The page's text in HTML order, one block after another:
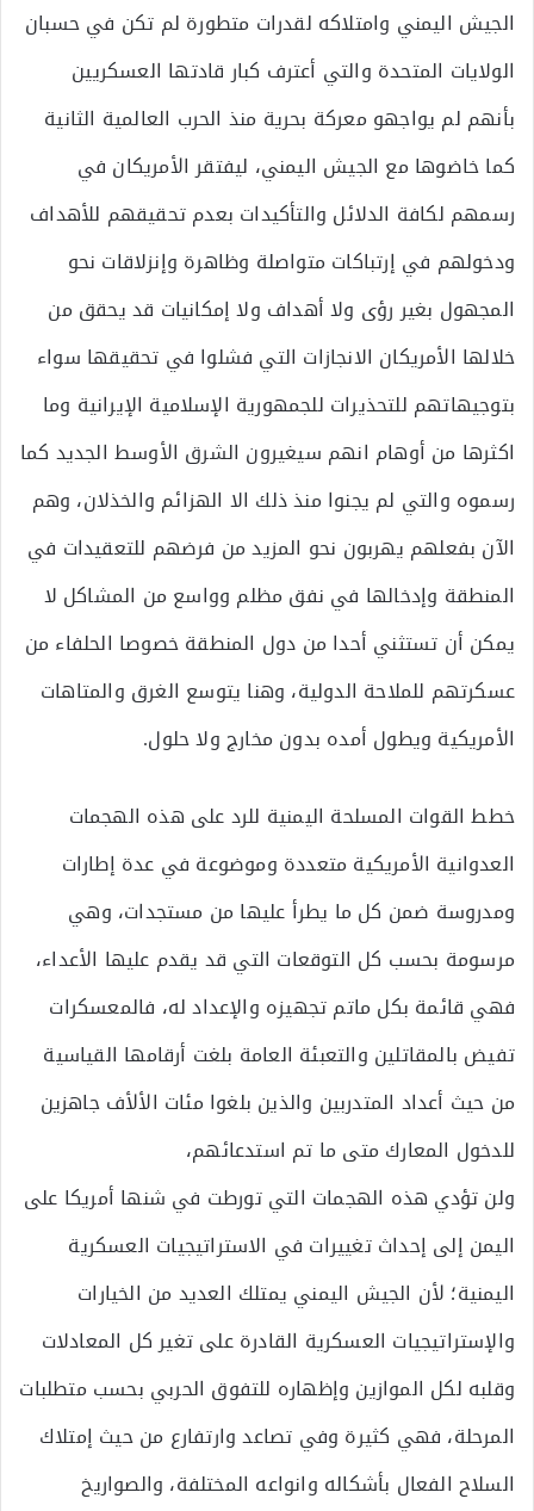
الجيش اليمني وامتلاكه لقدرات متطورة لم تكن في حسبان
الولايات المتحدة والتي أعترف كبار قادتها العسكريين
بأنهم لم يواجهو معركة بحرية منذ الحرب العالمية الثانية
كما خاضوها مع الجيش اليمني، ليفتقر الأمريكان في
رسمهم لكافة الدلائل والتأكيدات بعدم تحقيقهم للأهداف
ودخولهم في إرتباكات متواصلة وظاهرة وإنزلاقات نحو
المجهول بغير رؤى ولا أهداف ولا إمكانيات قد يحقق من
خلالها الأمريكان الانجازات التي فشلوا في تحقيقها سواء
بتوجيهاتهم للتحذيرات للجمهورية الإسلامية الإيرانية وما
اكثرها من أوهام انهم سيغيرون الشرق الأوسط الجديد كما
رسموه والتي لم يجنوا منذ ذلك الا الهزائم والخذلان، وهم
الآن بفعلهم يهربون نحو المزيد من فرضهم للتعقيدات في
المنطقة وإدخالها في نفق مظلم وواسع من المشاكل لا
يمكن أن تستثني أحدا من دول المنطقة خصوصا الحلفاء من
عسكرتهم للملاحة الدولية، وهنا يتوسع الغرق والمتاهات
الأمريكية ويطول أمده بدون مخارج ولا حلول.
خطط القوات المسلحة اليمنية للرد على هذه الهجمات
العدوانية الأمريكية متعددة وموضوعة في عدة إطارات
ومدروسة ضمن كل ما يطرأ عليها من مستجدات، وهي
مرسومة بحسب كل التوقعات التي قد يقدم عليها الأعداء،
فهي قائمة بكل ماتم تجهيزه والإعداد له، فالمعسكرات
تفيض بالمقاتلين والتعبئة العامة بلغت أرقامها القياسية
من حيث أعداد المتدربين والذين بلغوا مئات الألأف جاهزين
للدخول المعارك متى ما تم استدعائهم،
ولن تؤدي هذه الهجمات التي تورطت في شنها أمريكا على
اليمن إلى إحداث تغييرات في الاستراتيجيات العسكرية
اليمنية؛ لأن الجيش اليمني يمتلك العديد من الخيارات
والإستراتيجيات العسكرية القادرة على تغير كل المعادلات
وقلبه لكل الموازين وإظهاره للتفوق الحربي بحسب متطلبات
المرحلة، فهي كثيرة وفي تصاعد وارتفارع من حيث إمتلاك
السلاح الفعال بأشكاله وانواعه المختلفة، والصواريخ